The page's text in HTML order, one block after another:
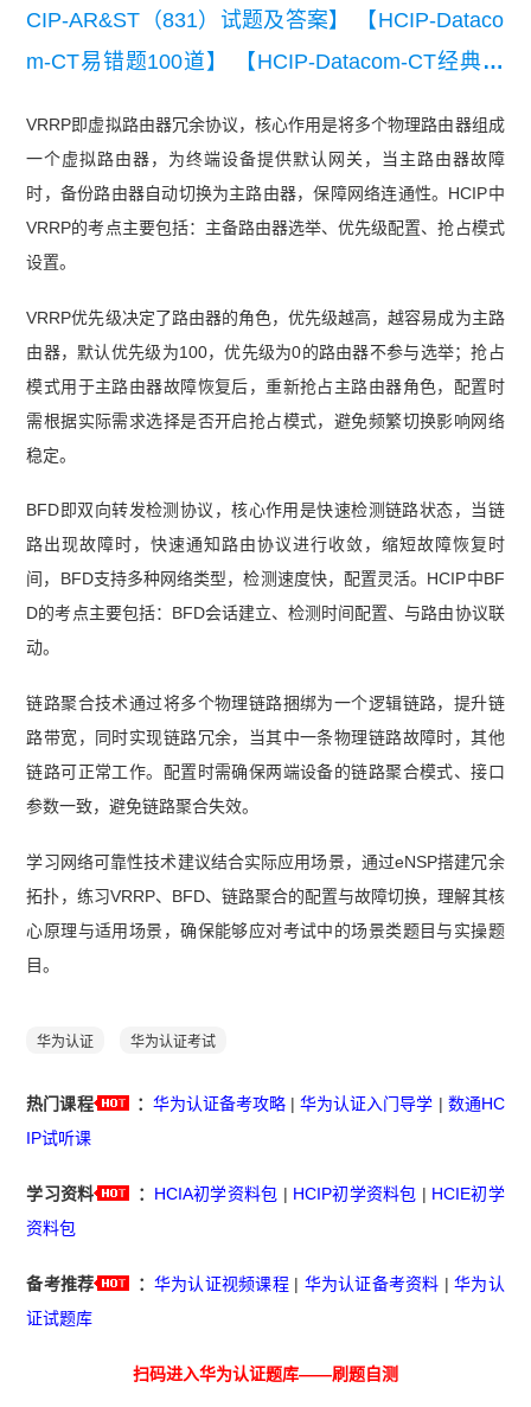
CIP-AR&ST（831）试题及答案】
【HCIP-Dataco
m-CT易错题100道】
【HCIP-Datacom-CT经典例
1）练习题】
VRRP即虚拟路由器冗余协议，核心作用是将多个物理路由器组成
一个虚拟路由器，为终端设备提供默认网关，当主路由器故障
时，备份路由器自动切换为主路由器，保障网络连通性。HCIP中
VRRP的考点主要包括：主备路由器选举、优先级配置、抢占模式
设置。
VRRP优先级决定了路由器的角色，优先级越高，越容易成为主路
由器，默认优先级为100，优先级为0的路由器不参与选举；抢占
模式用于主路由器故障恢复后，重新抢占主路由器角色，配置时
需根据实际需求选择是否开启抢占模式，避免频繁切换影响网络
稳定。
BFD即双向转发检测协议，核心作用是快速检测链路状态，当链
路出现故障时，快速通知路由协议进行收敛，缩短故障恢复时
间，BFD支持多种网络类型，检测速度快，配置灵活。HCIP中BF
D的考点主要包括：BFD会话建立、检测时间配置、与路由协议联
动。
链路聚合技术通过将多个物理链路捆绑为一个逻辑链路，提升链
路带宽，同时实现链路冗余，当其中一条物理链路故障时，其他
链路可正常工作。配置时需确保两端设备的链路聚合模式、接口
参数一致，避免链路聚合失效。
学习网络可靠性技术建议结合实际应用场景，通过eNSP搭建冗余
拓扑，练习VRRP、BFD、链路聚合的配置与故障切换，理解其核
心原理与适用场景，确保能够应对考试中的场景类题目与实操题
目。
华为认证 华为认证考试
热门课程 ： 华为认证备考攻略 |华为认证入门导学 | 数通HC
IP试听课
学习资料 ： HCIA初学资料包 | HCIP初学资料包 | HCIE初学
资料包
备考推荐 ： 华为认证视频课程| 华为认证备考资料 |华为认
证试题库
扫码进入华为认证题库——刷题自测